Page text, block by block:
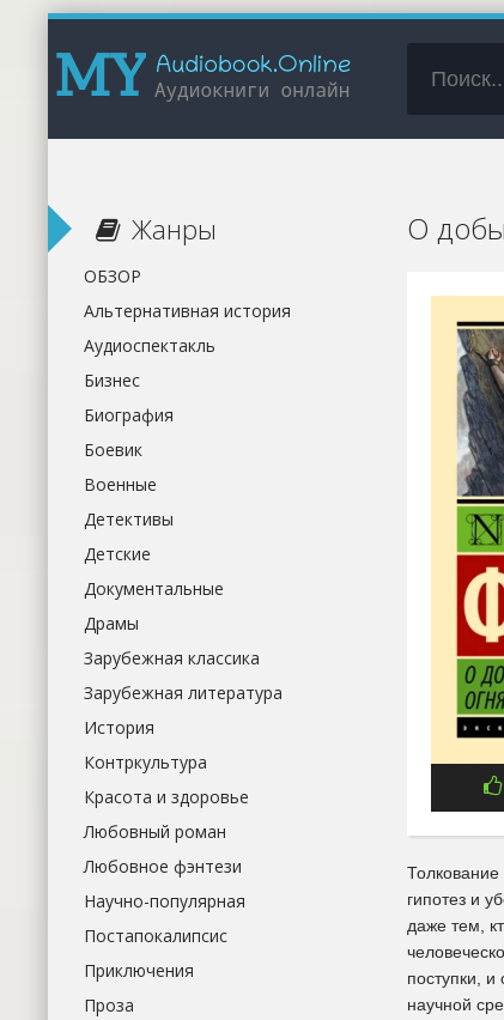
О
гипотез и
даже тем,
поступки,
научной
Жанры
ОБЗОР
Альтернативная история
Аудиоспектакль
Бизнес
Биография
Боевик
Военные
Детективы
Детские
Документальные
Драмы
Зарубежная классика
Зарубежная литература
История
Контркультура
Красота и здоровье
Любовный роман
Любовное фэнтези
Научно-популярная
Постапокалипсис
Приключения
Проза